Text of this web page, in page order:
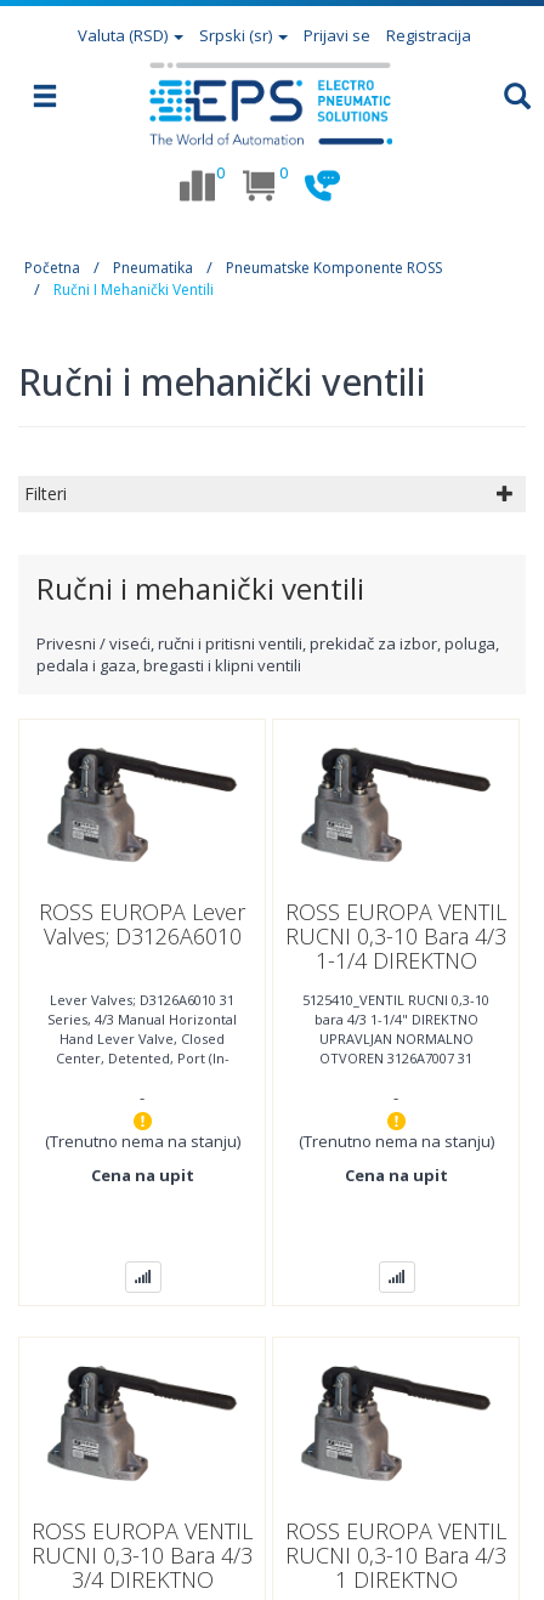
Valuta (RSD) Srpski (sr) Prijavi se Registracija
0 0
Početna Pneumatika
Pneumatske Komponente ROSS
Ručni I Mehanički Ventili
Ručni i mehanički ventili
Filteri
Ručni i mehanički ventili
Privesni / viseći, ručni i pritisni ventili, prekidač za izbor, poluga,
pedala i gaza, bregasti i klipni ventili
ROSS EUROPA Lever
Valves; D3126A6010
Lever Valves; D3126A6010 31
Series, 4/3 Manual Horizontal
Hand Lever Valve, Closed
Center, Detented, Port (In-
1/4" Lever Valves
-
(Trenutno nema na stanju)
Cena na upit
ROSS EUROPA VENTIL
RUCNI 0,3-10 Bara 4/3
1-1/4 DIREKTNO
NORMALNO
OTVOREN; 3126A7007
5125410_VENTIL RUCNI 0,3-10
bara 4/3 1-1/4" DIREKTNO
UPRAVLJAN NORMALNO
OTVOREN 3126A7007 31
Hand Lever Valve, Open
Center, Detented,
-
(Trenutno nema na stanju)
Cena na upit
ROSS EUROPA VENTIL
RUCNI 0,3-10 Bara 4/3
3/4 DIREKTNO
ROSS EUROPA VENTIL
RUCNI 0,3-10 Bara 4/3
1 DIREKTNO